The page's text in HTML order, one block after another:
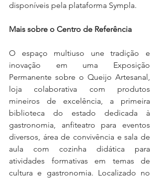
disponíveis pela plataforma Sympla.
Mais sobre o Centro de Referência
O espaço multiuso une tradição e
inovação em uma Exposição
Permanente sobre o Queijo Artesanal,
loja colaborativa com produtos
mineiros de excelência, a primeira
biblioteca do estado dedicada à
gastronomia, anfiteatro para eventos
diversos, área de convivência e sala de
aula com cozinha didática para
atividades formativas em temas de
cultura e gastronomia. Localizado no